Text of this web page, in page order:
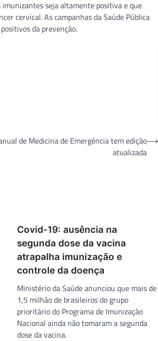
seja altamente positiva e que
cervical. As campanhas da Saúde Pública
da prevenção.
de Medicina de Emergência tem edição
atualizada
⟶
Covid-19: ausência na
segunda dose da vacina
atrapalha imunização e
controle da doença
Ministério da Saúde anunciou que mais de
1,5 milhão de brasileiros do grupo
prioritário do Programa de Imunização
Nacional ainda não tomaram a segunda
dose da vacina.